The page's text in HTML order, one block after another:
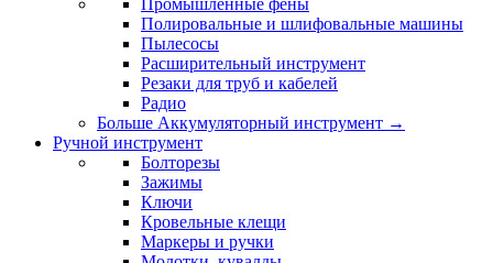
Промышленные фены
Полировальные и шлифовальные машины
Пылесосы
Расширительный инструмент
Резаки для труб и кабелей
Радио
Больше Аккумуляторный инструмент →
Ручной инструмент
Болторезы
Зажимы
Ключи
Кровельные клещи
Маркеры и ручки